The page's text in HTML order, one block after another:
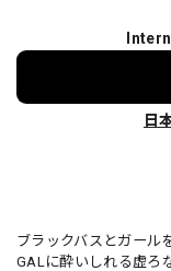
日
ブラックバスとガール
GALに酔いしれる虚ろ